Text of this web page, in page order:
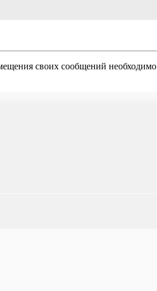
своих сообщений необходимо